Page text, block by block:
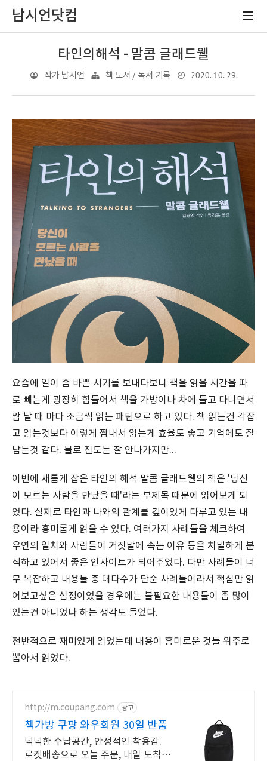
남시언닷컴
타인의해석 - 말콤 글래드웰
작가 남시언 책 도서 / 독서 기록 2020. 10. 29.
요즘에 일이 좀 바쁜 시기를 보내다보니 책을 읽을 시간을 따
로 빼는게 굉장히 힘들어서 책을 가방이나 차에 들고 다니면서
짬 날 때 마다 조금씩 읽는 패턴으로 하고 있다. 책 읽는건 각잡
고 읽는것보다 이렇게 짬내서 읽는게 효율도 좋고 기억에도 잘
남는것 같다. 물로 진도는 잘 안나가지만...
이번에 새롭게 잡은 타인의 해석 말콤 글래드웰의 책은 '당신
이 모르는 사람을 만났을 때'라는 부제목 때문에 읽어보게 되
었다. 실제로 타인과 나와의 관계를 깊이있게 다루고 있는 내
용이라 흥미롭게 읽을 수 있다. 여러가지 사례들을 체크하여
우연의 일치와 사람들이 거짓말에 속는 이유 등을 치밀하게 분
석하고 있어서 좋은 인사이트가 되어주었다. 다만 사례들이 너
무 복잡하고 내용들 중 대다수가 단순 사례들이라서 핵심만 읽
어보고싶은 심정이었을 경우에는 불필요한 내용들이 좀 많이
있는건 아니었나 하는 생각도 들었다.
전반적으로 재미있게 읽었는데 내용이 흥미로운 것들 위주로
뽑아서 읽었다.
http://m.coupang.com 광고
책가방 쿠팡 와우회원 30일 반품
넉넉한 수납공간, 안정적인 착용감.
로켓배송으로 오늘 주문, 내일 도착!